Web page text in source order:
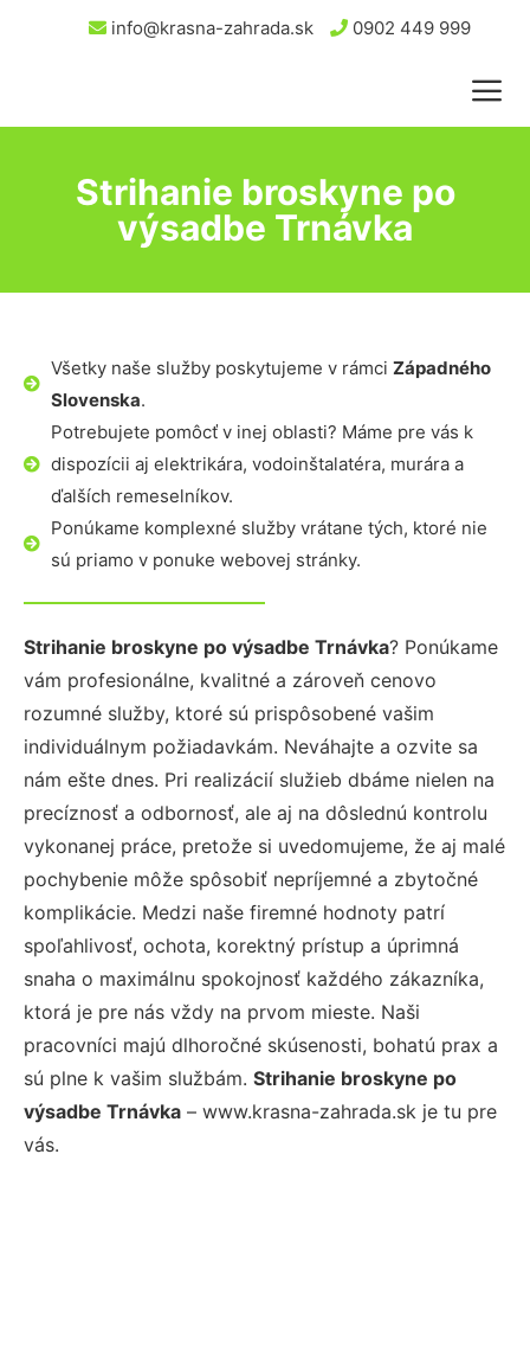
info@krasna-zahrada.sk 0902 449 999
Strihanie broskyne po
výsadbe Trnávka
Všetky naše služby poskytujeme v rámci Západného
Slovenska.
Potrebujete pomôcť v inej oblasti? Máme pre vás k
dispozícii aj elektrikára, vodoinštalatéra, murára a
ďalších remeselníkov.
Ponúkame komplexné služby vrátane tých, ktoré nie
sú priamo v ponuke webovej stránky.
Strihanie broskyne po výsadbe Trnávka? Ponúkame
vám profesionálne, kvalitné a zároveň cenovo
rozumné služby, ktoré sú prispôsobené vašim
individuálnym požiadavkám. Neváhajte a ozvite sa
nám ešte dnes. Pri realizácií služieb dbáme nielen na
precíznosť a odbornosť, ale aj na dôslednú kontrolu
vykonanej práce, pretože si uvedomujeme, že aj malé
pochybenie môže spôsobiť nepríjemné a zbytočné
komplikácie. Medzi naše firemné hodnoty patrí
spoľahlivosť, ochota, korektný prístup a úprimná
snaha o maximálnu spokojnosť každého zákazníka,
ktorá je pre nás vždy na prvom mieste. Naši
pracovníci majú dlhoročné skúsenosti, bohatú prax a
sú plne k vašim službám. Strihanie broskyne po
výsadbe Trnávka – www.krasna-zahrada.sk je tu pre
vás.